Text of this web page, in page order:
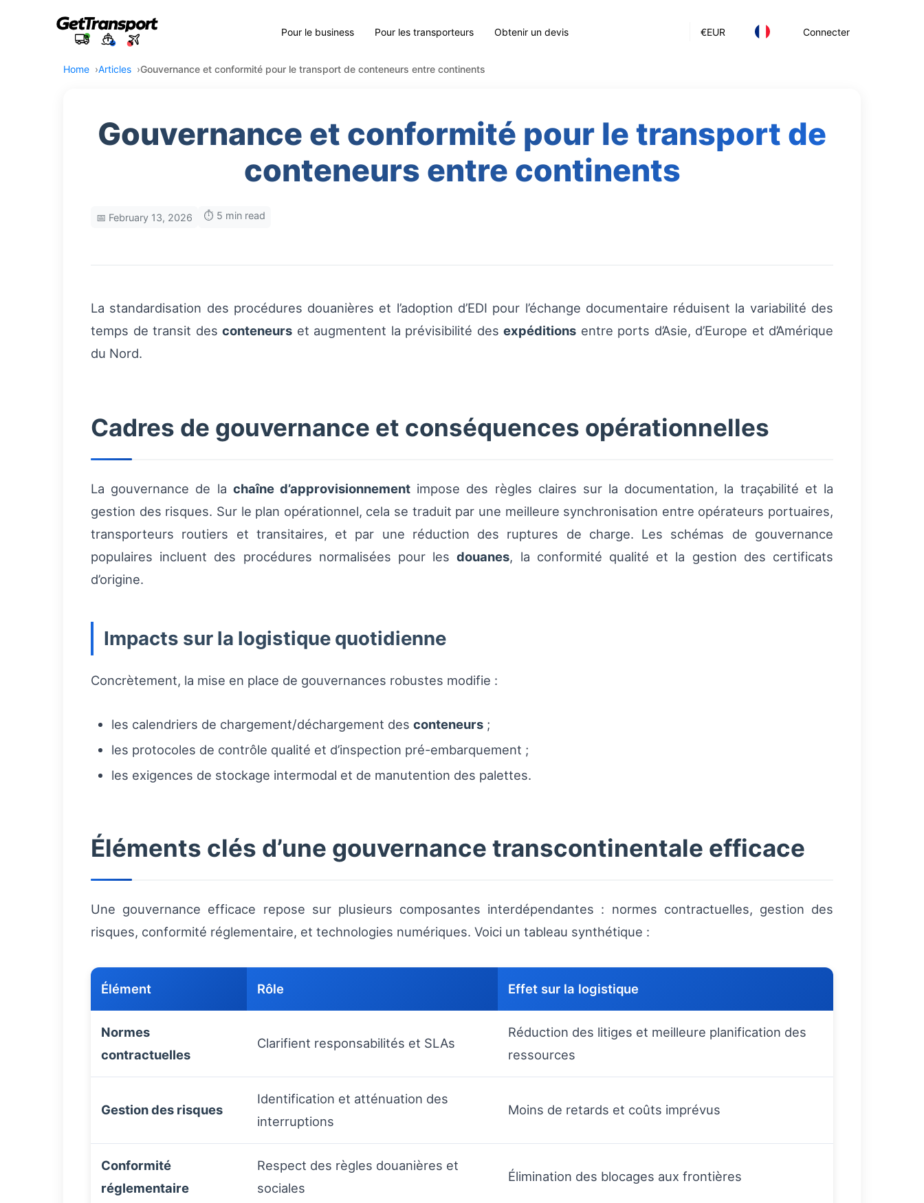
€EUR Connecter
Pour le business Pour les transporteurs Obtenir un devis
Home Articles Gouvernance et conformité pour le transport de conteneurs entre continents
Gouvernance et conformité pour le transport de
conteneurs entre continents
📅 February 13, 2026 ⏱️ 5 min read
La standardisation des procédures douanières et l’adoption d’EDI pour l’échange documentaire réduisent la variabilité des
temps de transit des conteneurs et augmentent la prévisibilité des expéditions entre ports d’Asie, d’Europe et d’Amérique
du Nord.
Cadres de gouvernance et conséquences opérationnelles
La gouvernance de la chaîne d’approvisionnementimpose des règles claires sur la documentation, la traçabilité et la
gestion des risques. Sur le plan opérationnel, cela se traduit par une meilleure synchronisation entre opérateurs portuaires,
transporteurs routiers et transitaires, et par une réduction des ruptures de charge. Les schémas de gouvernance
populaires incluent des procédures normalisées pour lesdouanes, la conformité qualité et la gestion des certificats
d’origine.
Impacts sur la logistique quotidienne
Concrètement, la mise en place de gouvernances robustes modifie :
les calendriers de chargement/déchargement des conteneurs ;
les protocoles de contrôle qualité et d’inspection pré-embarquement ;
les exigences de stockage intermodal et de manutention des palettes.
Éléments clés d’une gouvernance transcontinentale efficace
Une gouvernance efficace repose sur plusieurs composantes interdépendantes : normes contractuelles, gestion des
risques, conformité réglementaire, et technologies numériques. Voici un tableau synthétique :
Élément Rôle Effet sur la logistique
Normes
contractuelles
Clarifient responsabilités et SLAs
Réduction des litiges et meilleure planification des
ressources
Gestion des risques
Identification et atténuation des
interruptions
Moins de retards et coûts imprévus
Conformité
réglementaire
Respect des règles douanières et
sociales
Élimination des blocages aux frontières